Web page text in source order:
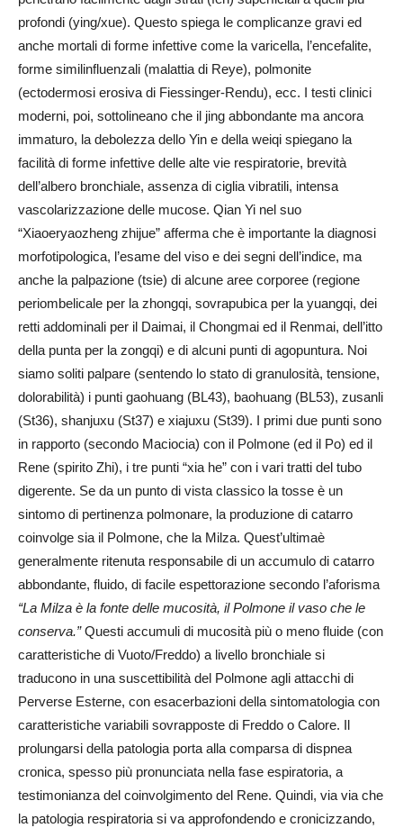
profondi (ying/xue). Questo spiega le complicanze gravi ed
anche mortali di forme infettive come la varicella, l’encefalite,
forme similinfluenzali (malattia di Reye), polmonite
(ectodermosi erosiva di Fiessinger-Rendu), ecc. I testi clinici
moderni, poi, sottolineano che il jing abbondante ma ancora
immaturo, la debolezza dello Yin e della weiqi spiegano la
facilità di forme infettive delle alte vie respiratorie, brevità
dell’albero bronchiale, assenza di ciglia vibratili, intensa
vascolarizzazione delle mucose. Qian Yi nel suo
“Xiaoeryaozheng zhijue” afferma che è importante la diagnosi
morfotipologica, l’esame del viso e dei segni dell’indice, ma
anche la palpazione (tsie) di alcune aree corporee (regione
periombelicale per la zhongqi, sovrapubica per la yuangqi, dei
retti addominali per il Daimai, il Chongmai ed il Renmai, dell’itto
della punta per la zongqi) e di alcuni punti di agopuntura. Noi
siamo soliti palpare (sentendo lo stato di granulosità, tensione,
dolorabilità) i punti gaohuang (BL43), baohuang (BL53), zusanli
(St36), shanjuxu (St37) e xiajuxu (St39). I primi due punti sono
in rapporto (secondo Maciocia) con il Polmone (ed il Po) ed il
Rene (spirito Zhi), i tre punti “xia he” con i vari tratti del tubo
digerente. Se da un punto di vista classico la tosse è un
sintomo di pertinenza polmonare, la produzione di catarro
coinvolge sia il Polmone, che la Milza. Quest’ultimaè
generalmente ritenuta responsabile di un accumulo di catarro
abbondante, fluido, di facile espettorazione secondo l’aforisma
“La Milza è la fonte delle mucosità, il Polmone il vaso che le
conserva.”Questi accumuli di mucosità più o meno fluide (con
caratteristiche di Vuoto/Freddo) a livello bronchiale si
traducono in una suscettibilità del Polmone agli attacchi di
Perverse Esterne, con esacerbazioni della sintomatologia con
caratteristiche variabili sovrapposte di Freddo o Calore. Il
prolungarsi della patologia porta alla comparsa di dispnea
cronica, spesso più pronunciata nella fase espiratoria, a
testimonianza del coinvolgimento del Rene. Quindi, via via che
la patologia respiratoria si va approfondendo e cronicizzando,